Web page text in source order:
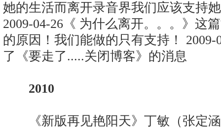
她的生活而离开录音界我们应该支持
2009-04-26《 为什么离开。。。》这
的原因！我们能做的只有支持！
了《要走了.....关闭博客》的消息
2010
《新版再见艳阳天》丁敏（张定